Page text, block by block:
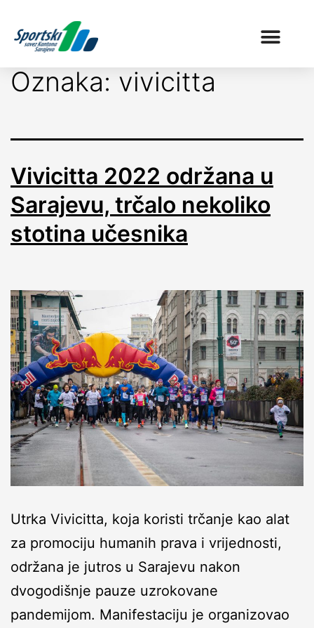
Oznaka: vivicitta
Vivicitta 2022 održana u
Sarajevu, trčalo nekoliko
stotina učesnika
Utrka Vivicitta, koja koristi trčanje kao alat
za promociju humanih prava i vrijednosti,
održana je jutros u Sarajevu nakon
dvogodišnje pauze uzrokovane
pandemijom. Manifestaciju je organizovao